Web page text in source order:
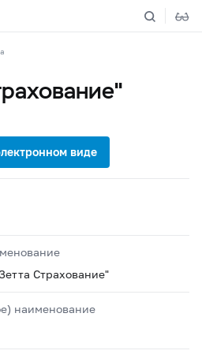
Страхование"
наименование